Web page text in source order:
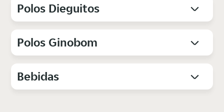
Polos Dieguitos
Polos Ginobom
Bebidas